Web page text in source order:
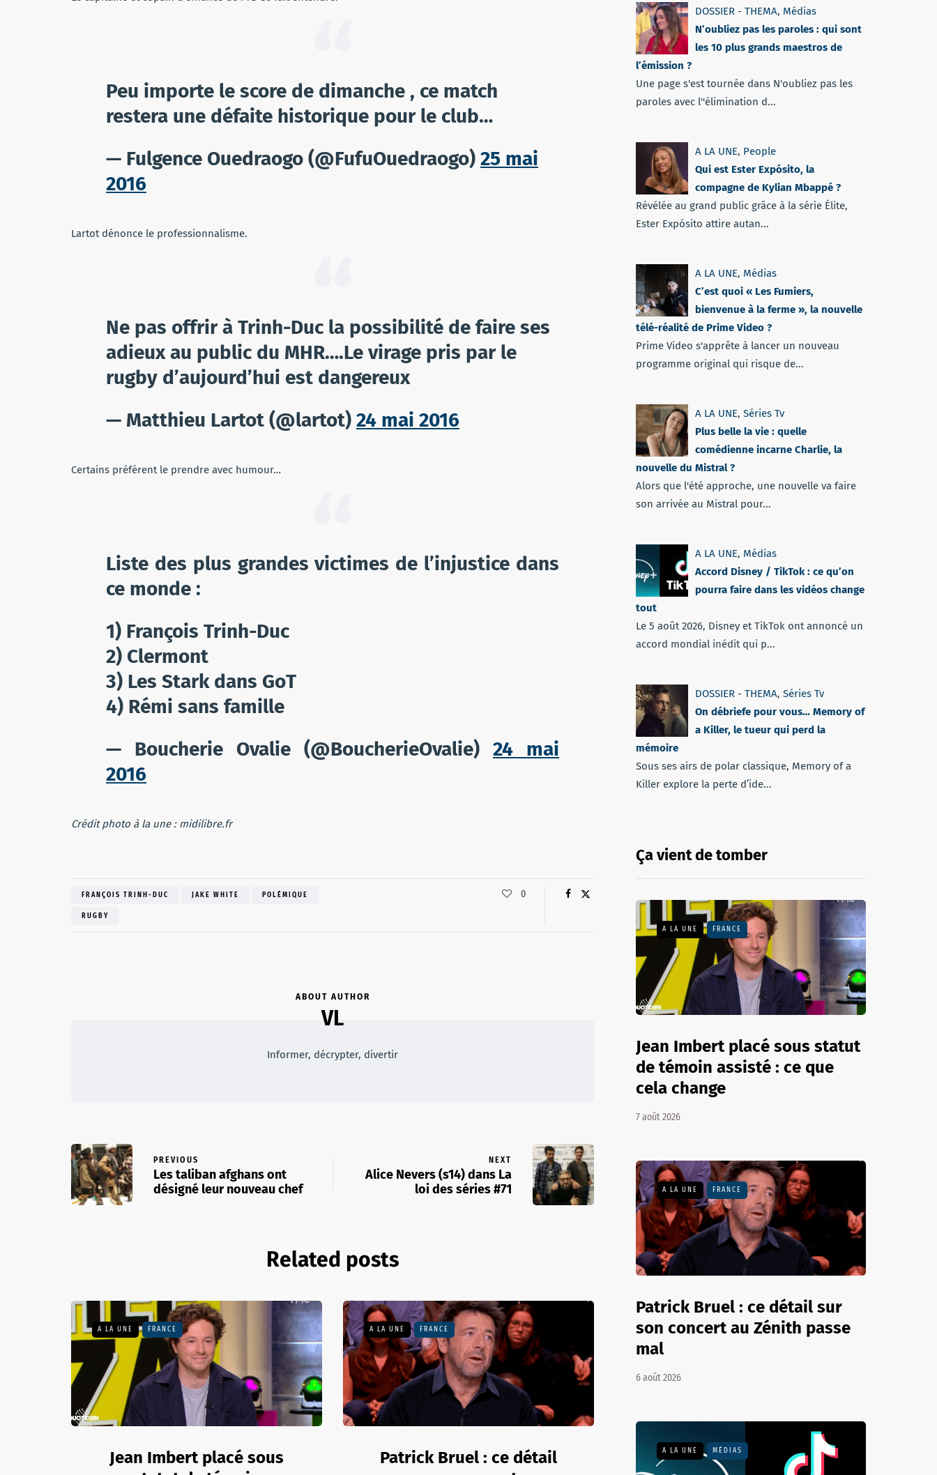
Peu importe le score de dimanche , ce match
restera une défaite historique pour le club…
— Fulgence Ouedraogo (@FufuOuedraogo) 25 mai
2016
Lartot dénonce le professionnalisme.
Ne pas offrir à Trinh-Duc la possibilité de faire ses
adieux au public du MHR….Le virage pris par le
rugby d’aujourd’hui est dangereux
— Matthieu Lartot (@lartot) 24 mai 2016
Certains préférent le prendre avec humour…
Liste des plus grandes victimes de l’injustice dans
ce monde :
1) François Trinh-Duc
2) Clermont
3) Les Stark dans GoT
4) Rémi sans famille
— Boucherie Ovalie (@BoucherieOvalie) 24 mai
2016
Crédit photo à la une : midilibre.fr
FRANÇOIS TRINH-DUC JAKE WHITE POLÉMIQUE
RUGBY
0
ABOUT AUTHOR
VL
Informer, décrypter, divertir
PREVIOUS
Les taliban afghans ont
désigné leur nouveau chef
NEXT
Alice Nevers (s14) dans La
loi des séries #71
Related posts
A LA UNE FRANCE
Jean Imbert placé sous
A LA UNE FRANCE
Patrick Bruel : ce détail
DOSSIER - THEMA, Médias
N’oubliez pas les paroles : qui sont
les 10 plus grands maestros de
l’émission ?
Une page s'est tournée dans N'oubliez pas les
paroles avec l''élimination d...
A LA UNE, People
Qui est Ester Expósito, la
compagne de Kylian Mbappé ?
Révélée au grand public grâce à la série Élite,
Ester Expósito attire autan...
A LA UNE, Médias
C’est quoi « Les Fumiers,
bienvenue à la ferme », la nouvelle
télé-réalité de Prime Video ?
Prime Video s'apprête à lancer un nouveau
programme original qui risque de...
A LA UNE, Séries Tv
Plus belle la vie : quelle
comédienne incarne Charlie, la
nouvelle du Mistral ?
Alors que l'été approche, une nouvelle va faire
son arrivée au Mistral pour...
A LA UNE, Médias
Accord Disney / TikTok : ce qu’on
pourra faire dans les vidéos change
tout
Le 5 août 2026, Disney et TikTok ont annoncé un
accord mondial inédit qui p...
DOSSIER - THEMA, Séries Tv
On débriefe pour vous… Memory of
a Killer, le tueur qui perd la
mémoire
Sous ses airs de polar classique, Memory of a
Killer explore la perte d’ide...
Ça vient de tomber
A LA UNE FRANCE
Jean Imbert placé sous statut
de témoin assisté : ce que
cela change
7 août 2026
A LA UNE FRANCE
Patrick Bruel : ce détail sur
son concert au Zénith passe
mal
6 août 2026
A LA UNE MÉDIAS